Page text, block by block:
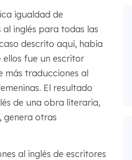
igualdad de
inglés para todas las
descrito aquí, había
ellos fue un escritor
más traducciones al
El resultado
de una obra literaria,
genera otras
al inglés de escritores